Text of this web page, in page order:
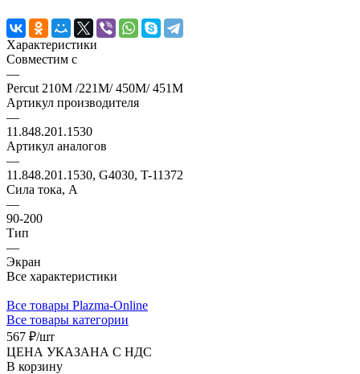
Характеристики
Совместим с
—
Percut 210M /221M/ 450M/ 451M
Артикул производителя
—
11.848.201.1530
Артикул аналогов
—
11.848.201.1530, G4030, T-11372
Сила тока, А
—
90-200
Тип
—
Экран
Все характеристики
Все товары Plazma-Online
Все товары категории
567 ₽/шт
ЦЕНА УКАЗАНА С НДС
В корзину